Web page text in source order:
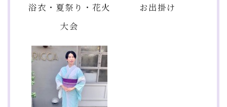
浴衣・夏祭り・花火
大会
お出掛け